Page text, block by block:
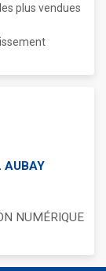
plus vendues
AUBAY
NUMÉRIQUE